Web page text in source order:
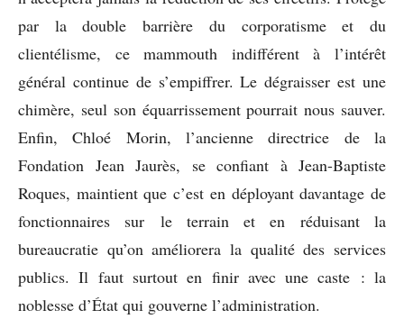
par la double barrière du corporatisme et du
clientélisme, ce mammouth indifférent à l’intérêt
général continue de s’empiffrer. Le dégraisser est une
chimère, seul son équarrissement pourrait nous sauver.
Enfin, Chloé Morin, l’ancienne directrice de la
Fondation Jean Jaurès, se confiant à Jean-Baptiste
Roques, maintient que c’est en déployant davantage de
fonctionnaires sur le terrain et en réduisant la
bureaucratie qu’on améliorera la qualité des services
publics. Il faut surtout en finir avec une caste : la
noblesse d’État qui gouverne l’administration.